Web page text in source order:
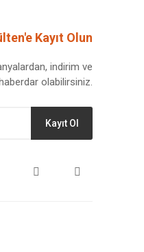
Kayıt Olun
indirim ve
olabilirsiniz.
Kayıt Ol